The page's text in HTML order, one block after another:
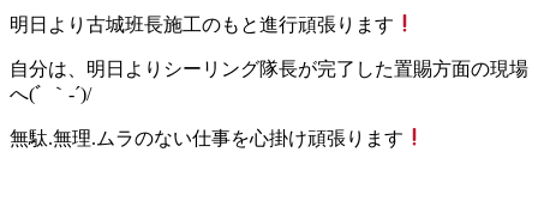
明日より古城班長施工のもと進行頑張ります
自分は、明日よりシーリング隊長が完了した置賜方面の現場
へ(ﾞ ｀-´)/
無駄.無理.ムラのない仕事を心掛け頑張ります